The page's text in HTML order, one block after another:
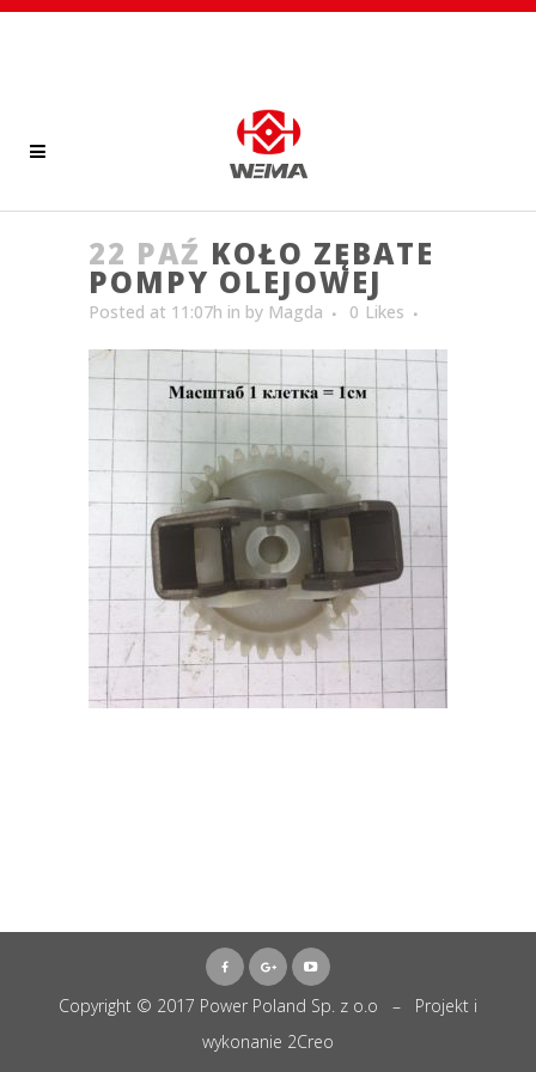
22 PAŹ KOŁO ZĘBATE
POMPY OLEJOWEJ
Posted at 11:07h in by Magda 0 Likes
Copyright © 2017 Power Poland Sp. z o.o – Projekt i
wykonanie 2Creo